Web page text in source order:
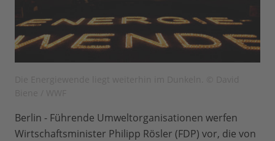
Berlin - Führende Umweltorganisationen werfen
Wirtschaftsminister Philipp Rösler (FDP) vor, die von